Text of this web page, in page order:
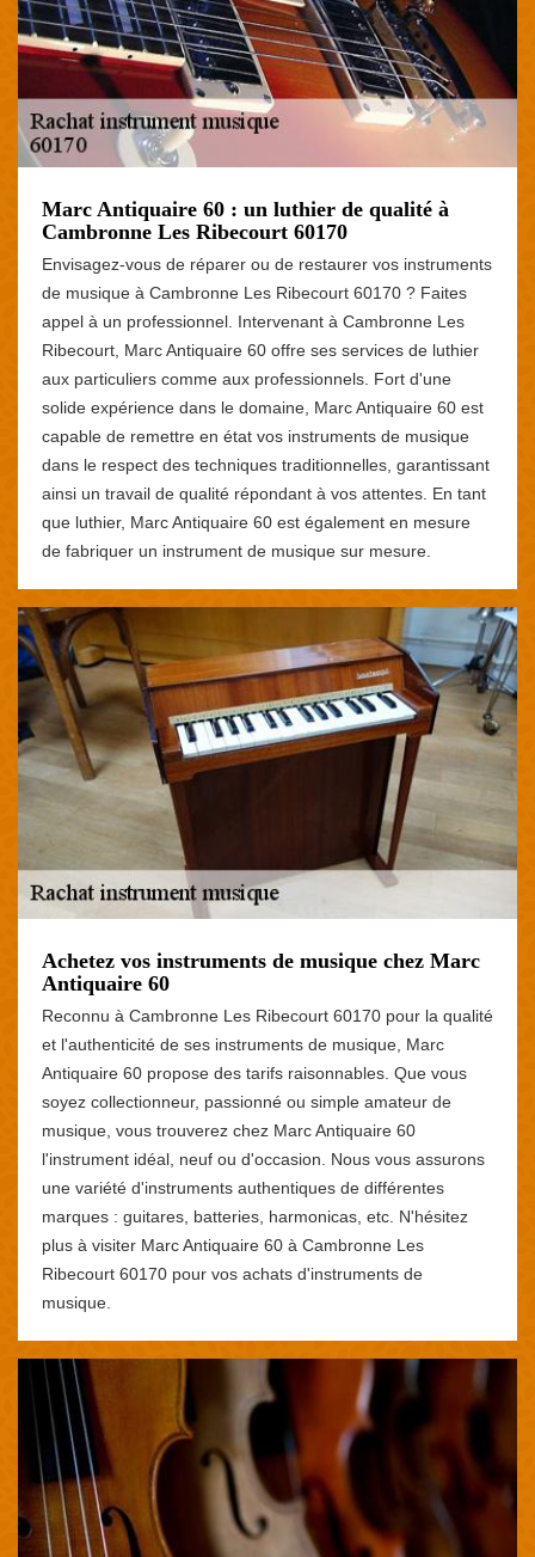
Marc Antiquaire 60 : un luthier de qualité à
Cambronne Les Ribecourt 60170
Envisagez-vous de réparer ou de restaurer vos instruments
de musique à Cambronne Les Ribecourt 60170 ? Faites
appel à un professionnel. Intervenant à Cambronne Les
Ribecourt, Marc Antiquaire 60 offre ses services de luthier
aux particuliers comme aux professionnels. Fort d'une
solide expérience dans le domaine, Marc Antiquaire 60 est
capable de remettre en état vos instruments de musique
dans le respect des techniques traditionnelles, garantissant
ainsi un travail de qualité répondant à vos attentes. En tant
que luthier, Marc Antiquaire 60 est également en mesure
de fabriquer un instrument de musique sur mesure.
Achetez vos instruments de musique chez Marc
Antiquaire 60
Reconnu à Cambronne Les Ribecourt 60170 pour la qualité
et l'authenticité de ses instruments de musique, Marc
Antiquaire 60 propose des tarifs raisonnables. Que vous
soyez collectionneur, passionné ou simple amateur de
musique, vous trouverez chez Marc Antiquaire 60
l'instrument idéal, neuf ou d'occasion. Nous vous assurons
une variété d'instruments authentiques de différentes
marques : guitares, batteries, harmonicas, etc. N'hésitez
plus à visiter Marc Antiquaire 60 à Cambronne Les
Ribecourt 60170 pour vos achats d'instruments de
musique.